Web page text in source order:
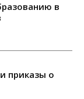
в
приказы о